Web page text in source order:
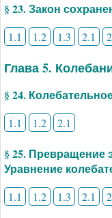
§ 23. Закон
1.1 1.2 1.3 2.1
Глава 5.
§ 24.
1.1 1.2 2.1
§ 25. Превращение
Уравнение
1.1 1.2 1.3 2.1